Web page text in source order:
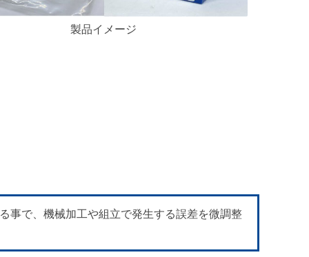
製品イメージ
事で、機械加工や組立で発生する誤差を微調整